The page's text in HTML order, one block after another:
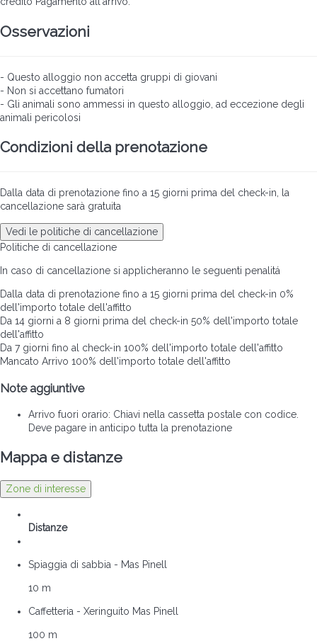
Osservazioni
- Questo alloggio non accetta gruppi di giovani
- Non si accettano fumatori
- Gli animali sono ammessi in questo alloggio, ad eccezione degli
animali pericolosi
Condizioni della prenotazione
Dalla data di prenotazione fino a 15 giorni prima del check-in, la
cancellazione sarà gratuita
Vedi le politiche di cancellazione
Politiche di cancellazione
In caso di cancellazione si applicheranno le seguenti penalitá
Dalla data di prenotazione fino a 15 giorni prima del check-in 0%
dell'importo totale dell'affitto
Da 14 giorni a 8 giorni prima del check-in 50% dell'importo totale
dell'affitto
Da 7 giorni fino al check-in 100% dell'importo totale dell'affitto
Mancato Arrivo 100% dell'importo totale dell'affitto
Note aggiuntive
Arrivo fuori orario: Chiavi nella cassetta postale con codice.
Deve pagare in anticipo tutta la prenotazione
Mappa e distanze
Zone di interesse
Distanze
Spiaggia di sabbia - Mas Pinell
10 m
Caffetteria - Xeringuito Mas Pinell
100 m